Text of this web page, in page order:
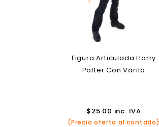
Figura Articulada Harry
Potter Con Varita
$25.00 inc. IVA
(Precio oferta al contado)